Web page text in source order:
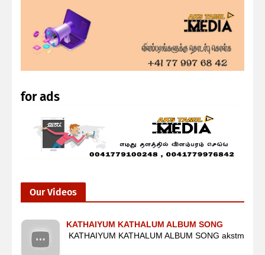
for ads
Our Videos
KATHAIYUM KATHALUM ALBUM SONG
KATHAIYUM KATHALUM ALBUM SONG akstm